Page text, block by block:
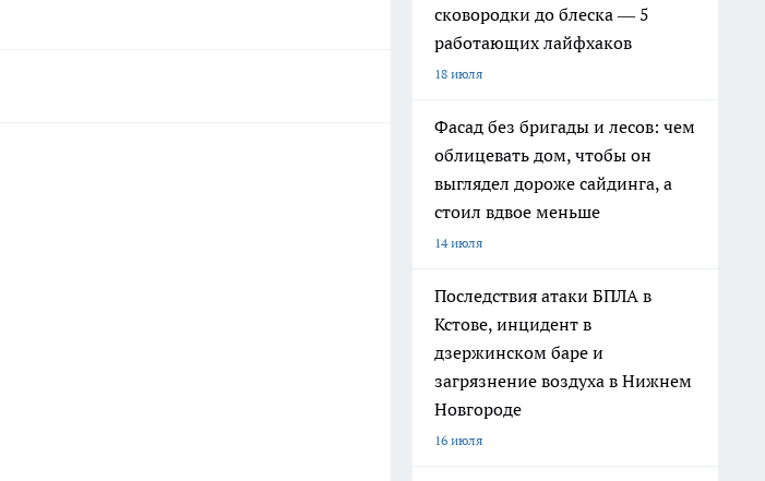
сковородки до блеска — 5
работающих лайфхаков
18 июля
Фасад без бригады и лесов: чем
облицевать дом, чтобы он
выглядел дороже сайдинга, а
стоил вдвое меньше
14 июля
Последствия атаки БПЛА в
Кстове, инцидент в
дзержинском баре и
загрязнение воздуха в Нижнем
Новгороде
16 июля